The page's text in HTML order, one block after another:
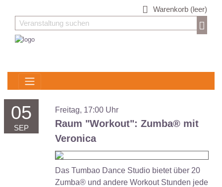
Warenkorb (leer)
05
SEP
Freitag, 17:00 Uhr
Raum "Workout": Zumba® mit
Veronica
Das Tumbao Dance Studio bietet über 20
Zumba® und andere Workout Stunden jede